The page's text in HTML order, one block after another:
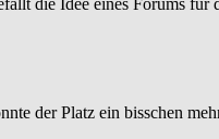
die Idee eines Forums für
der Platz ein bisschen